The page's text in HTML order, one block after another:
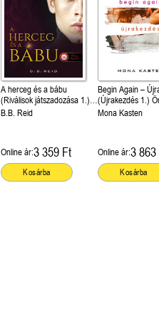
A herceg és a bábu
(Riválisok játszadozása 1.)
Önállóan is olvasható!
B.B. Reid
Online ár:3 359 Ft
Kosárba
Begin Again –
(Újrakezdés 1.)
olvasható!
Mona Kasten
Online ár:3 863
Kosárba